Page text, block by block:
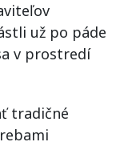
už po páde
v prostredí
tradičné